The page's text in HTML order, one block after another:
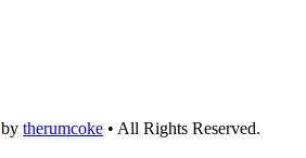
bytherumcoke • All Rights Reserved.